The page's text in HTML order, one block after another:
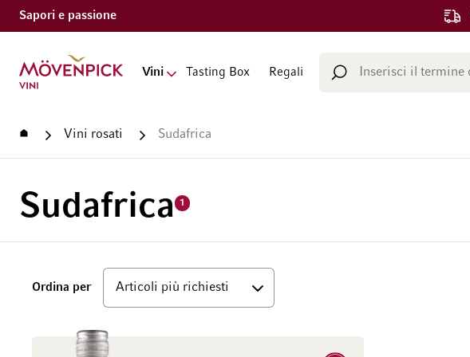
Sapori e passione
Vai alla Home Page
Vini Tasting Box Regali
Cerca
Home Vini rosati Sudafrica
Sudafrica 1
Ordina perSuperiore